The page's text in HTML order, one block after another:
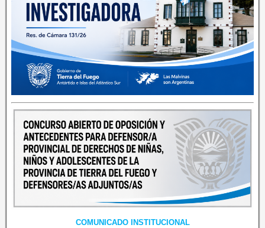
COMUNICADO INSTITUCIONAL